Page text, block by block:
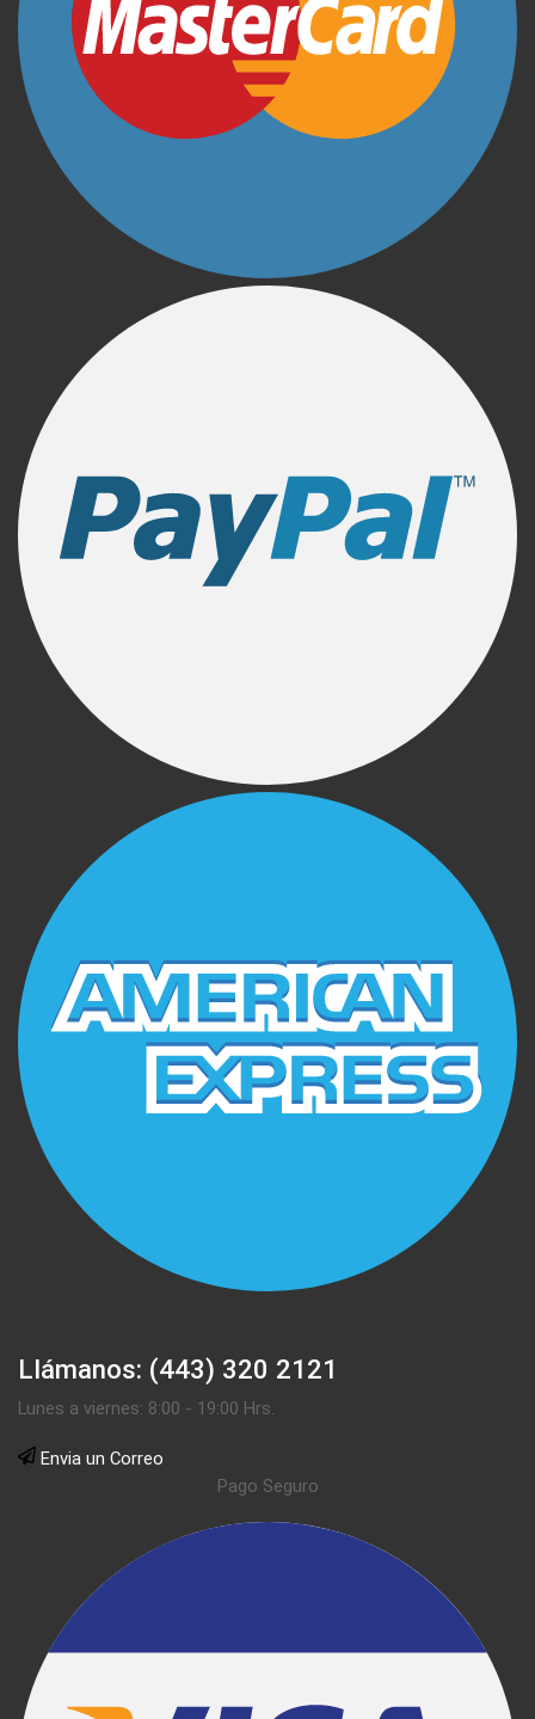
Llámanos: (443) 320 2121
Lunes a viernes: 8:00 - 19:00 Hrs.
Envia un Correo
Pago Seguro